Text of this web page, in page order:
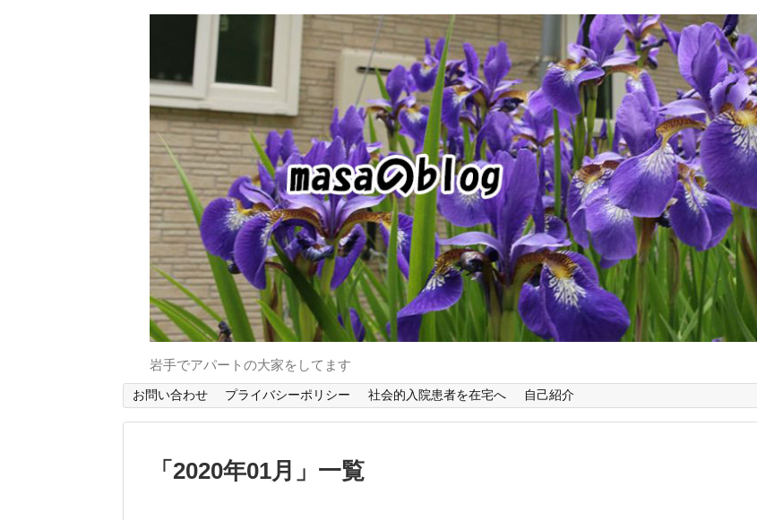
岩手でアパートの大家をしてます
お問い合わせ プライバシーポリシー 社会的入院患者を在宅へ 自己紹介
「 2020年01月 」 一覧